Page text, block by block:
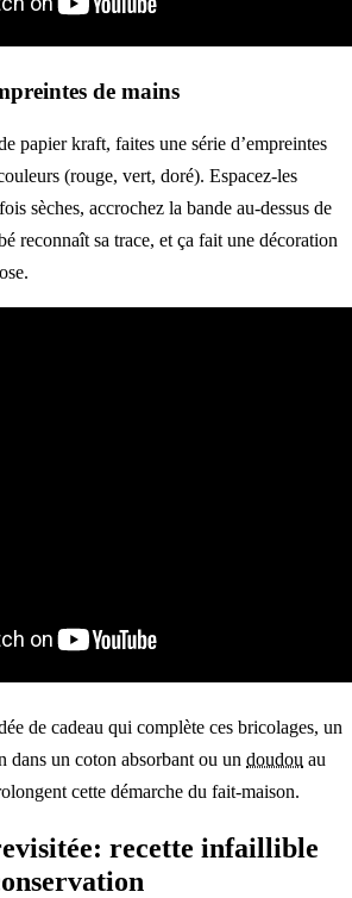
de mains
papier kraft, faites une série d’empreintes
(rouge, vert, doré). Espacez-les
sèches, accrochez la bande au-dessus de
reconnaît sa trace, et ça fait une décoration
de cadeau qui complète ces bricolages, un
dans un coton absorbant ou un doudou au
cette démarche du fait-maison.
recette infaillible